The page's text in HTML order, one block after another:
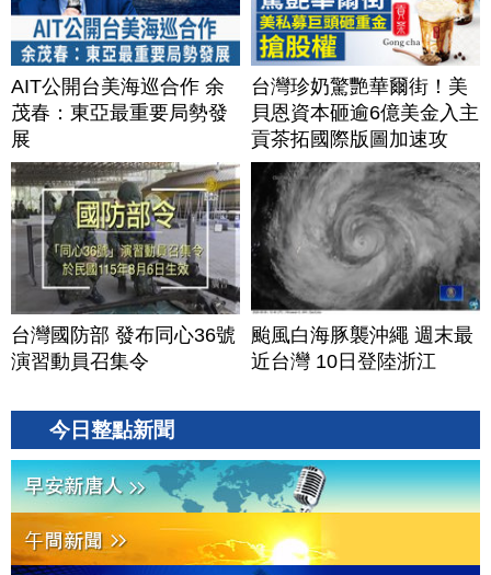
AIT公開台美海巡合作 余
茂春：東亞最重要局勢發
展
台灣珍奶驚艷華爾街！美
貝恩資本砸逾6億美金入主
貢茶拓國際版圖加速攻
美？｜#財經新聞｜
20260806(四)
台灣國防部 發布同心36號
演習動員召集令
颱風白海豚襲沖繩 週末最
近台灣 10日登陸浙江
今日整點新聞